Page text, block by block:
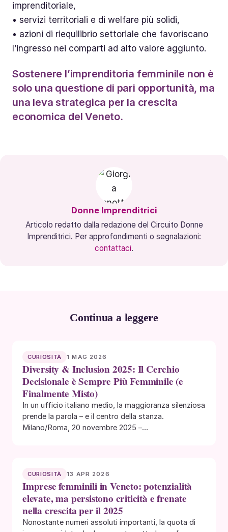
imprenditoriale,
• servizi territoriali e di welfare più solidi,
• azioni di riequilibrio settoriale che favoriscano
l’ingresso nei comparti ad alto valore aggiunto.
Sostenere l’imprenditoria femminile non è
solo una questione di pari opportunità, ma
una leva strategica per la crescita
economica del Veneto.
Donne Imprenditrici
Articolo redatto dalla redazione del Circuito Donne
Imprenditrici. Per approfondimenti o segnalazioni:
contattaci.
Continua a leggere
CURIOSITÀ 1 MAG 2026
Diversity & Inclusion 2025: Il Cerchio
Decisionale è Sempre Più Femminile (e
Finalmente Misto)
In un ufficio italiano medio, la maggioranza silenziosa
prende la parola – e il centro della stanza.
Milano/Roma, 20 novembre 2025 –…
CURIOSITÀ 13 APR 2026
Imprese femminili in Veneto: potenzialità
elevate, ma persistono criticità e frenate
nella crescita per il 2025
Nonostante numeri assoluti importanti, la quota di